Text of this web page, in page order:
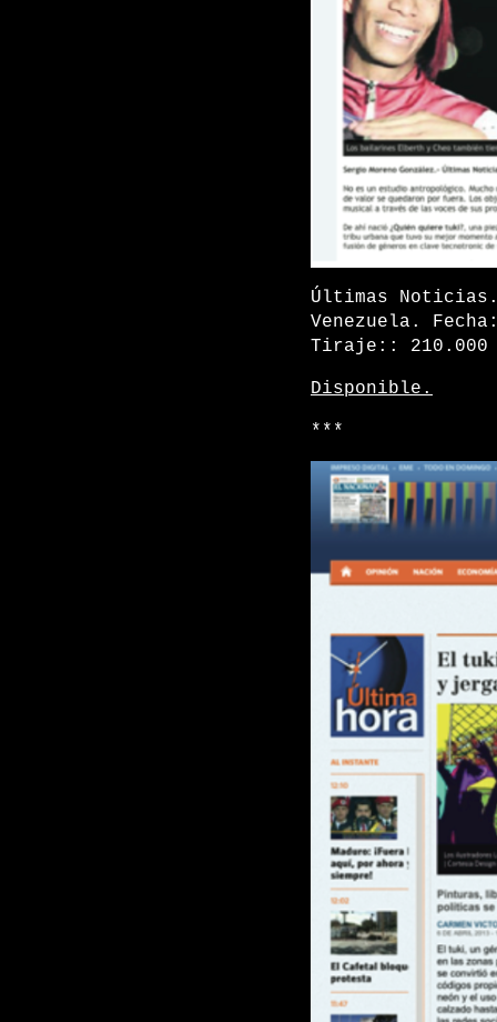
Últimas
Venezuela.
Tiraje:: 210.000
Disponible.
***